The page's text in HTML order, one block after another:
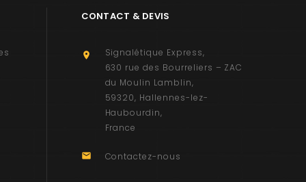
CONTACT & DEVIS

Signalétique Express
630 rue des Bourreliers – ZAC
du Moulin Lamblin
59320 Hallennes-lez-
Haubourdin
France
 Contactez-nous